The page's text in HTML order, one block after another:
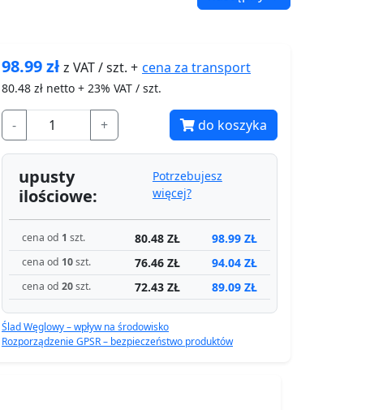
98.99złz VAT / szt. + cena za transport
80.48 zł netto + 23% VAT / szt.
- + do koszyka
upusty
ilościowe:
Potrzebujesz
więcej?
cena od 1 szt. 80.48 ZŁ 98.99 ZŁ
cena od 10szt. 76.46 ZŁ 94.04 ZŁ
cena od 20szt. 72.43 ZŁ 89.09 ZŁ
Ślad Węglowy – wpływ na środowisko
Rozporządzenie GPSR – bezpieczeństwo produktów